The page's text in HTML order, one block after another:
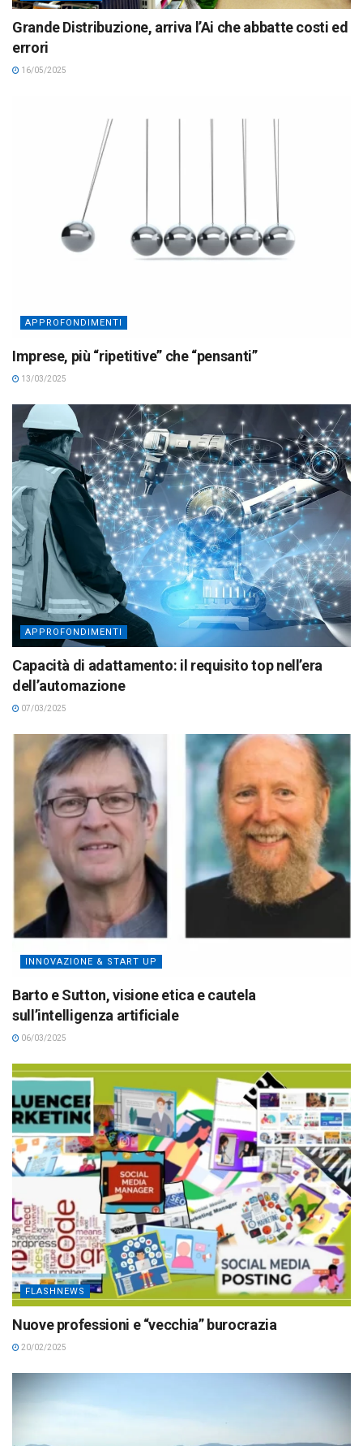
Grande Distribuzione, arriva l’Ai che abbatte costi ed
errori
16/05/2025
APPROFONDIMENTI
Imprese, più “ripetitive” che “pensanti”
13/03/2025
APPROFONDIMENTI
Capacità di adattamento: il requisito top nell’era
dell’automazione
07/03/2025
INNOVAZIONE & START UP
Barto e Sutton, visione etica e cautela
sull’intelligenza artificiale
06/03/2025
FLASHNEWS
Nuove professioni e “vecchia” burocrazia
20/02/2025